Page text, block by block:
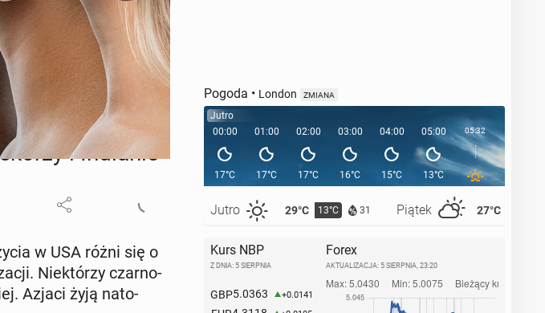
Images)
i In­dia­nie
w USA różni się o
Nie­któ­rzy czar­no­
Azjaci żyją na­to­
Pogoda • London ZMIANA
Jutro
00:00
17°C
Jutro 29°C 13°C 31 Piątek 27°C
01:00
17°C
02:00
17°C
03:00
16°C
04:00
15°C
05:00
13°C
05:32 06:00
Kurs NBP
Z DNIA: 5 SIERPNIA
GBP5.0363 +0.0141
Forex
AKTUALIZACJA: 5 SIERPNIA, 23:20